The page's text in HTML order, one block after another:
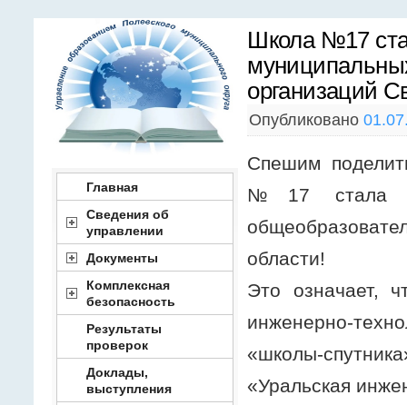
Школа №17
организаций
Опубликовано
Спешим
№17 стала
области!
Это означает,
инженерно-
«школы-
«Уральская
Главная
Сведения об
управлении
Документы
Комплексная
безопасность
Результаты
проверок
Доклады,
выступления